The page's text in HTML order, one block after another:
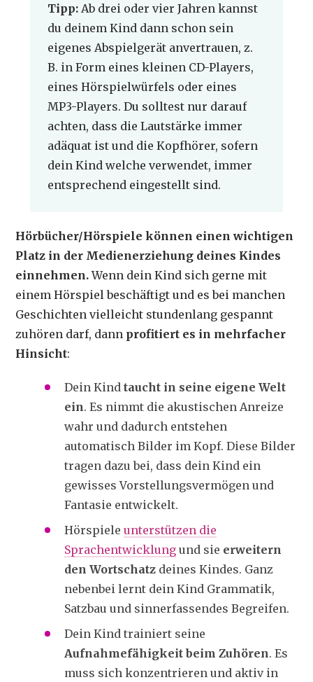
Tipp: Ab drei oder vier Jahren kannst
du deinem Kind dann schon sein
eigenes Abspielgerät anvertrauen, z.
B. in Form eines kleinen CD-Players,
eines Hörspielwürfels oder eines
MP3-Players. Du solltest nur darauf
achten, dass die Lautstärke immer
adäquat ist und die Kopfhörer, sofern
dein Kind welche verwendet, immer
entsprechend eingestellt sind.
Hörbücher/Hörspiele können einen wichtigen
Platz in der Medienerziehung deines Kindes
einnehmen.Wenn dein Kind sich gerne mit
einem Hörspiel beschäftigt und es bei manchen
Geschichten vielleicht stundenlang gespannt
zuhören darf, dann profitiert es in mehrfacher
Hinsicht:
Dein Kindtaucht in seine eigene Welt
ein. Es nimmt die akustischen Anreize
wahr und dadurch entstehen
automatisch Bilder im Kopf. Diese Bilder
tragen dazu bei, dass dein Kind ein
gewisses Vorstellungsvermögen und
Fantasie entwickelt.
Hörspieleunterstützen die
Sprachentwicklung und sie erweitern
den Wortschatz deines Kindes. Ganz
nebenbei lernt dein Kind Grammatik,
Satzbau und sinnerfassendes Begreifen.
Dein Kind trainiert seine
Aufnahmefähigkeit beim Zuhören. Es
muss sich konzentrieren und aktiv in